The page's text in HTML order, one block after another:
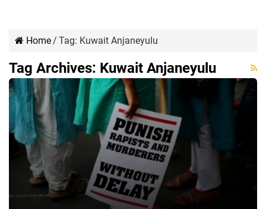
Home/ Tag: Kuwait Anjaneyulu
Tag Archives: Kuwait Anjaneyulu